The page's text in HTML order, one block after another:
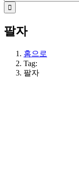
색:
팔자
홈으로
Tag:
팔자